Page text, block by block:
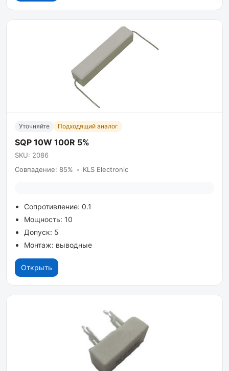
Уточняйте Подходящий аналог
SQP 10W 100R 5%
SKU: 2086
Совпадение: 85% • KLS Electronic
Сопротивление: 0.1
Мощность: 10
Допуск: 5
Монтаж: выводные
Открыть